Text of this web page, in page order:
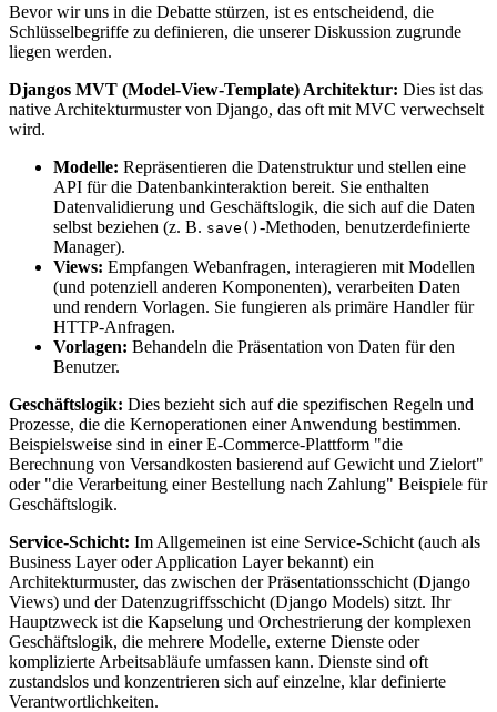
Bevor wir uns in die Debatte stürzen, ist es entscheidend, die
Schlüsselbegriffe zu definieren, die unserer Diskussion zugrunde
liegen werden.
Djangos MVT (Model-View-Template) Architektur: Dies ist das
native Architekturmuster von Django, das oft mit MVC verwechselt
wird.
Modelle: Repräsentieren die Datenstruktur und stellen eine
API für die Datenbankinteraktion bereit. Sie enthalten
Datenvalidierung und Geschäftslogik, die sich auf die Daten
selbst beziehen (z. B. save() -Methoden, benutzerdefinierte
Manager).
Views: Empfangen Webanfragen, interagieren mit Modellen
(und potenziell anderen Komponenten), verarbeiten Daten
und rendern Vorlagen. Sie fungieren als primäre Handler für
HTTP-Anfragen.
Vorlagen: Behandeln die Präsentation von Daten für den
Benutzer.
Geschäftslogik: Dies bezieht sich auf die spezifischen Regeln und
Prozesse, die die Kernoperationen einer Anwendung bestimmen.
Beispielsweise sind in einer E-Commerce-Plattform "die
Berechnung von Versandkosten basierend auf Gewicht und Zielort"
oder "die Verarbeitung einer Bestellung nach Zahlung" Beispiele für
Geschäftslogik.
Service-Schicht: Im Allgemeinen ist eine Service-Schicht (auch als
Business Layer oder Application Layer bekannt) ein
Architekturmuster, das zwischen der Präsentationsschicht (Django
Views) und der Datenzugriffsschicht (Django Models) sitzt. Ihr
Hauptzweck ist die Kapselung und Orchestrierung der komplexen
Geschäftslogik, die mehrere Modelle, externe Dienste oder
komplizierte Arbeitsabläufe umfassen kann. Dienste sind oft
zustandslos und konzentrieren sich auf einzelne, klar definierte
Verantwortlichkeiten.